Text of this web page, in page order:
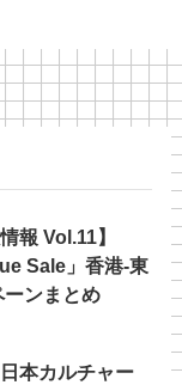
報 Vol.11】
Sale」香港‐東
ンまとめ
本カルチャー